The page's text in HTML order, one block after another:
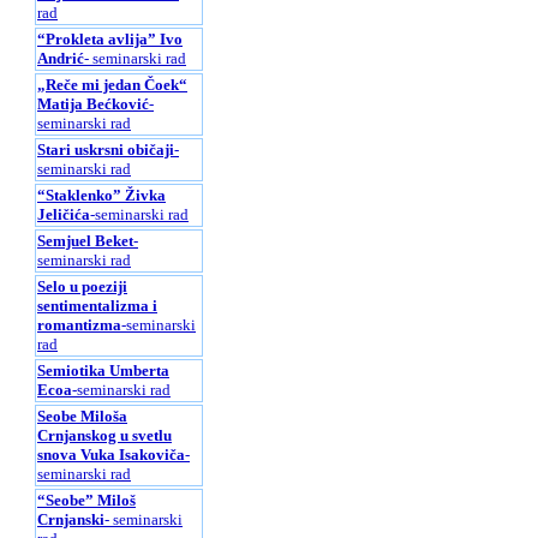
rad
“Prokleta avlija” Ivo
Andrić- seminarski rad
„Reče mi jedan Čoek“
Matija Bećković-
seminarski rad
Stari uskrsni običaji-
seminarski rad
“Staklenko” Živka
Jeličića-seminarski rad
Semjuel Beket-
seminarski rad
Selo u poeziji
sentimentalizma i
romantizma-seminarski
rad
Semiotika Umberta
Ecoa-seminarski rad
Seobe Miloša
Crnjanskog u svetlu
snova Vuka Isakoviča-
seminarski rad
“Seobe” Miloš
Crnjanski- seminarski